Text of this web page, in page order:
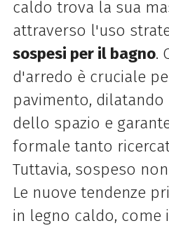
caldo trova la sua
attraverso l'uso
sospesi per il bagno.
d'arredo è cruciale
pavimento, dilatando
dello spazio e
formale tanto
Tuttavia, sospeso
Le nuove tendenze
in legno caldo, come